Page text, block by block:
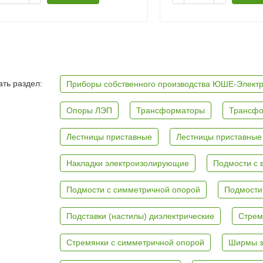
раздел: Приборы собственного производства ЮШЕ-
Опоры ЛЭП Трансформаторы
Лестницы приставные Лестницы
Накладки электроизолирующие Подмости с
Подмости с симметричной опорой
Подставки (настилы) диэлектрические
Стремянки с симметричной опорой Ширмы